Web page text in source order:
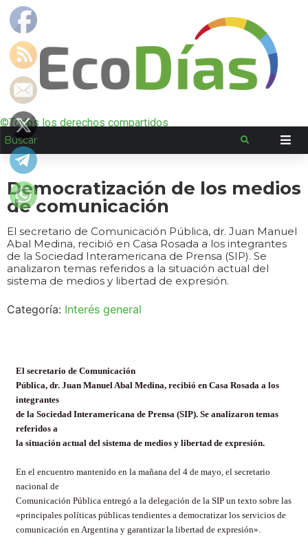
©Todos los derechos compartidos
Democratización de los medios
de comunicación
El secretario de Comunicación Pública, dr. Juan Manuel
Abal Medina, recibió en Casa Rosada a los integrantes
de la Sociedad Interamericana de Prensa (SIP). Se
analizaron temas referidos a la situación actual del
sistema de medios y libertad de expresión.
Categoría: Interés general
El secretario de Comunicación
Pública, dr. Juan Manuel Abal Medina, recibió en Casa Rosada a los
integrantes
de la Sociedad Interamericana de Prensa (SIP). Se analizaron temas
referidos a
la situación actual del sistema de medios y libertad de expresión.
En el encuentro mantenido en la mañana del 4 de mayo, el secretario
nacional de
Comunicación Pública entregó a la delegación de la SIP un texto sobre las
«principales políticas públicas tendientes a democratizar los servicios de
comunicación en Argentina y garantizar la libertad de expresión».